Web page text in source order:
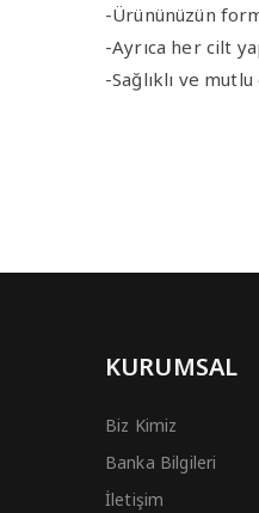
-Ürününüzün
-Ayrıca her cilt
-Sağlıklı ve
KURUMSAL
Biz Kimiz
Banka Bilgileri
İletişim